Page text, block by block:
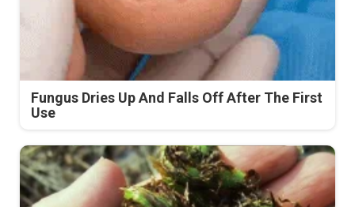
Fungus Dries Up And Falls Off After The First
Use